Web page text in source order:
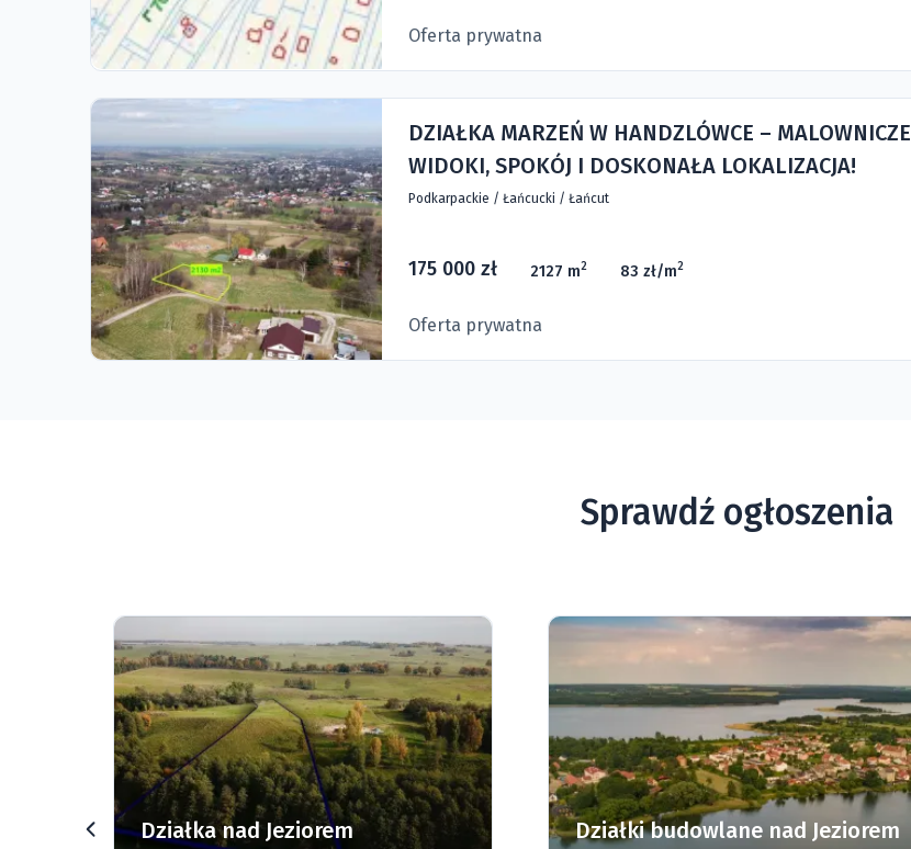
Oferta prywatna
DZIAŁKA MARZEŃ W HANDZLÓWCE – MALOWNICZE
WIDOKI, SPOKÓJ I DOSKONAŁA LOKALIZACJA!
Podkarpackie / Łańcucki / Łańcut
175 000 zł 2127 m2 83 zł/m2
Oferta prywatna
Sprawdź ogłoszenia
Działka nad Jeziorem
Działki budowlane nad Jeziorem